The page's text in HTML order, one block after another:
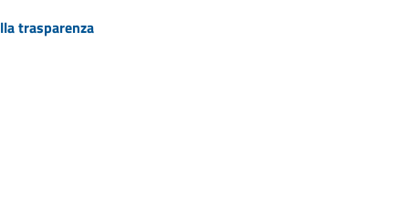
trasparenza